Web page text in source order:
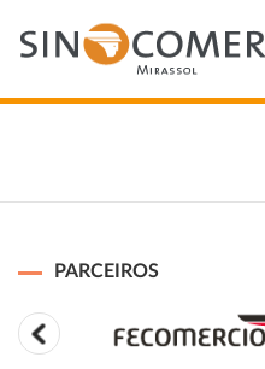
PARCEIROS